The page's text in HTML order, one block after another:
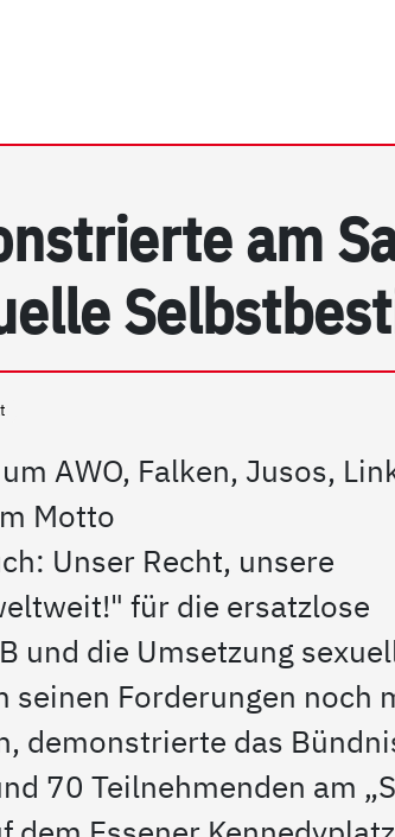
am
AWO, Falken, Jusos,
Motto
Unser Recht, unsere
für die ersatzlose
und die Umsetzung
seinen Forderungen noch
demonstrierte das
70 Teilnehmenden am